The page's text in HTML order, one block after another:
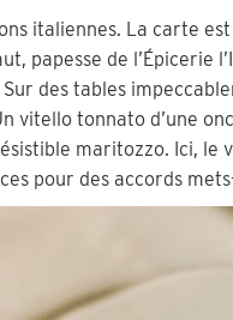
italiennes. La carte
papesse de l’Épicerie
des tables
vitello tonnato d’une
maritozzo. Ici, le
pour des accords